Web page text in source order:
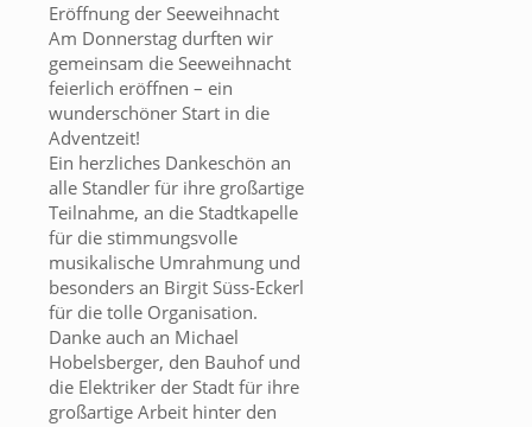
Eröffnung der Seeweihnacht
Am Donnerstag durften wir
gemeinsam die Seeweihnacht
feierlich eröffnen – ein
wunderschöner Start in die
Adventzeit!
Ein herzliches Dankeschön an
alle Standler für ihre großartige
Teilnahme, an die Stadtkapelle
für die stimmungsvolle
musikalische Umrahmung und
besonders an Birgit Süss-Eckerl
für die tolle Organisation.
Danke auch an Michael
Hobelsberger, den Bauhof und
die Elektriker der Stadt für ihre
großartige Arbeit hinter den